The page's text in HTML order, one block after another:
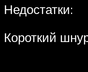
Недостатки:
Короткий